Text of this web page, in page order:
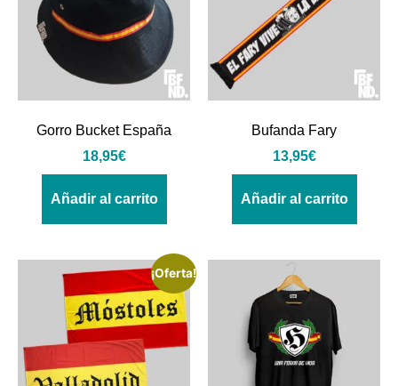
Gorro Bucket España
18,95€
Añadir al carrito
Bufanda Fary
13,95€
Añadir al carrito
¡Oferta!